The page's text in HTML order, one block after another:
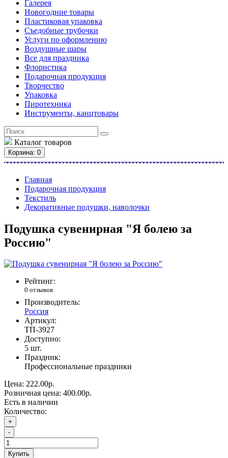
Галерея
Новогодние товары
Пластиковая упаковка
Съедобные трубочки
Услуги по оформлению
Воздушные шары
Все для праздника
Флористика
Подарочная продукция
Творчество
Упаковка
Пиротехника
Инструменты, канцтовары
Каталог товаров
Корзина: 0
Главная
Подарочная продукция
Текстиль
Декоративные подушки, наволочки
Подушка сувенирная "Я болею за
Россию"
Рейтинг:
0 отзывов
Производитель:
Россия
Артикул:
ТП-3927
Доступно:
5 шт.
Праздник:
Профессиональные праздники
Цена: 222.00р.
Розничная цена: 400.00р.
Есть в наличии
Количество:
+
-
Купить